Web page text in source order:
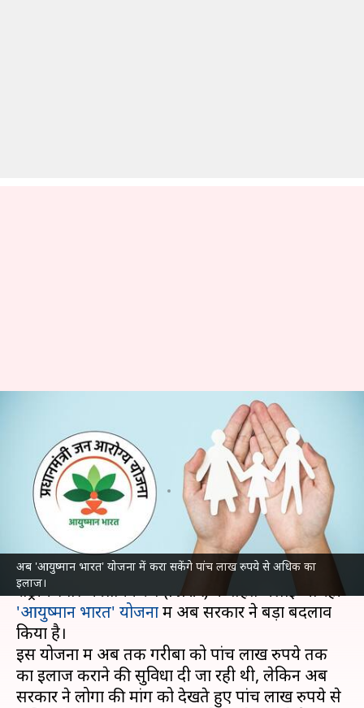
अब 'आयुष्मान भारत' योजना में करा सकेंगे पांच लाख रुपये से अधिक का
इलाज।
'आयुष्मान भारत' योजना में बदलाव,
अब पांच लाख रुपये से ज्यादा का
करा सकेंगे इलाज
लेखन रोहित राजपूत Feb 09, 2022 04:42 pm
क्या है खबर?
देश में गरीबों के इलाज के लिएकेंद्र सरकारकी तरफ से
राष्ट्रीय स्वास्थ्य प्राधिकरण (NHA) के तहत चलाई जा रही
'आयुष्मान भारत' योजनामें अब सरकार ने बड़ा बदलाव
किया है।
इस योजना में अब तक गरीबों को पांच लाख रुपये तक
का इलाज कराने की सुविधा दी जा रही थी, लेकिन अब
सरकार ने लोगों की मांग को देखते हुए पांच लाख रुपये से